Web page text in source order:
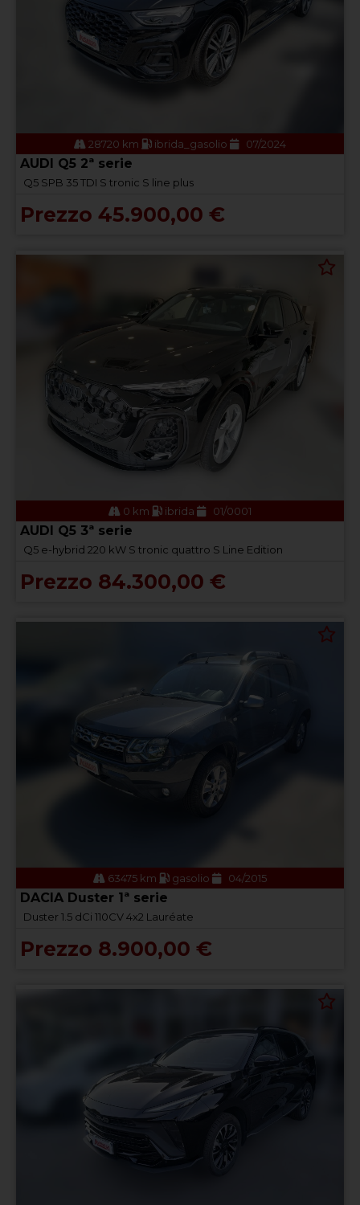
28720 km ibrida_gasolio 07/2024
AUDI Q5 2ª serie
Q5 SPB 35 TDI S tronic S line plus
Prezzo 45.900,00 €
0 km ibrida 01/0001
AUDI Q5 3ª serie
Q5 e-hybrid 220 kW S tronic quattro S Line Edition
Prezzo 84.300,00 €
63475 km gasolio 04/2015
DACIA Duster 1ª serie
Duster 1.5 dCi 110CV 4x2 Lauréate
Prezzo 8.900,00 €